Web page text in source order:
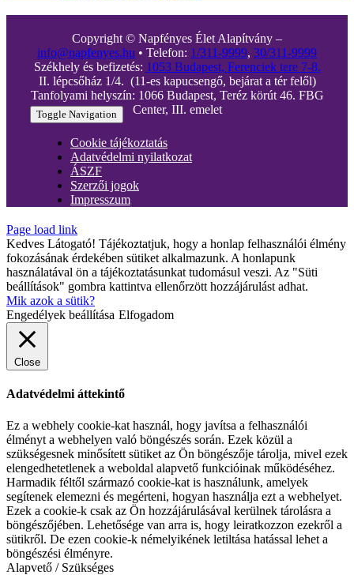
Copyright © Napfényes Élet Alapítvány –
info@napfenyes.hu • Telefon: 1/311-9999, 30/311-9999
Székhely és befizetés: 1053 Budapest, Ferenciek tere 7-8.
II. lépcsőház 1/4. (11-es kapucsengő, bejárat a tér felől)
Tanfolyami helyszín: 1066 Budapest, Teréz körút 46. FBG
Center, III. emelet
Toggle Navigation
Cookie tájékoztatás
Adatvédelmi nyilatkozat
ÁSZF
Szerzői jogok
Impresszum
Page load link
Kedves Látogató! Tájékoztatjuk, hogy a honlap felhasználói élmény
fokozásának érdekében sütiket alkalmazunk. A honlapunk
használatával ön a tájékoztatásunkat tudomásul veszi. Az "Süti
beállítások" gombra kattintva ellenőrzött hozzájárulást adhat.
Mik azok a sütik?
Engedélyek beállítása Elfogadom
Close
Adatvédelmi áttekintő
Ez a webhely cookie-kat használ, hogy javítsa a felhasználói
élményt a webhelyen való böngészés során. Ezek közül a
szükségesnek minősített sütiket az Ön böngészője tárolja, mivel ezek
elengedhetetlenek a weboldal alapvető funkcióinak működéséhez.
Harmadik féltől származó cookie-kat is használunk, amelyek
segítenek elemezni és megérteni, hogyan használja ezt a webhelyet.
Ezek a cookie-k csak az Ön hozzájárulásával kerülnek tárolásra a
böngészőjében. Lehetősége van arra is, hogy leiratkozzon ezekről a
sütikről. De ezen cookie-k némelyikének letiltása hatással lehet a
böngészési élményre.
Alapvető / Szükséges